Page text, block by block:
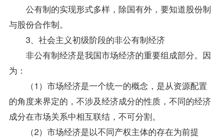
公有制的实现形式多样，除国有外，要知道股份制
与股份合作制。
3、社会主义初级阶段的非公有制经济
非公有制经济是我国市场经济的重要组成部分。因
为：
（1）市场经济是一个统一的概念，是从资源配置
的角度来界定的，不涉及经济成分的性质，不同的经济
成分在市场关系中相互联结，不可分割。
（2）市场经济是以不同产权主体的存在为前提